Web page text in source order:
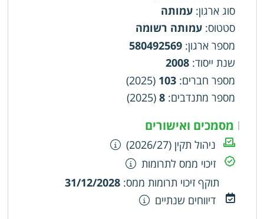
סוג ארגון: עמותה
סטטוס: עמותה רשומה
מספר ארגון:
580492569
שנת ייסוד:
2008
מספר חברים:
103
(2025)
מספר מתנדבים:
8
(2025)
| מסמכים ואישורים
ניהול תקין (2026/27)
זיכוי ממס לתרומות
תוקף זיכוי תרומות ממס:
31/12/2028
דיווחים שנתיים